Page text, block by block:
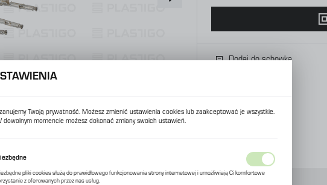
Dodaj do schowka
Twoją prywatność. Możesz zmienić ustawienia cookies lub zaakceptować je wszystkie.
dowolnym momencie możesz dokonać zmiany swoich ustawień.
pliki cookies służą do prawidłowego funkcjonowania strony internetowej i umożliwiają Ci komfortowe
z oferowanych przez nas usług.
Polska